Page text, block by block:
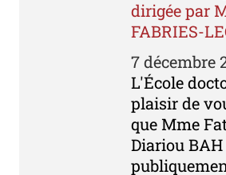
dirigée par
FABRIES-
7 décembre
L'École
plaisir de
que Mme
Diariou